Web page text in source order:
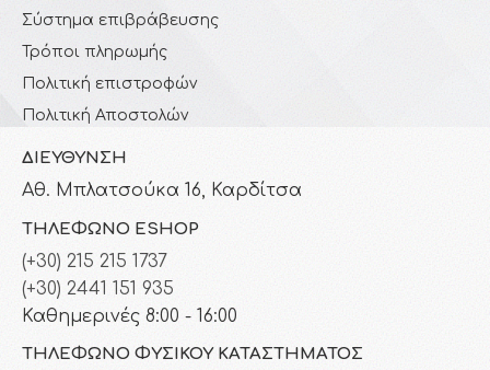
Σύστημα επιβράβευσης
Τρόποι πληρωμής
Πολιτική επιστροφών
Πολιτική Αποστολών
ΔΙΕΎΘΥΝΣΗ
Αθ. Μπλατσούκα 16, Καρδίτσα
ΤΗΛΈΦΩΝΟ ESHOP
(+30) 215 215 1737
(+30) 2441 151 935
Καθημερινές 8:00 - 16:00
ΤΗΛΈΦΩΝΟ ΦΥΣΙΚΟΎ ΚΑΤΑΣΤΉΜΑΤΟΣ